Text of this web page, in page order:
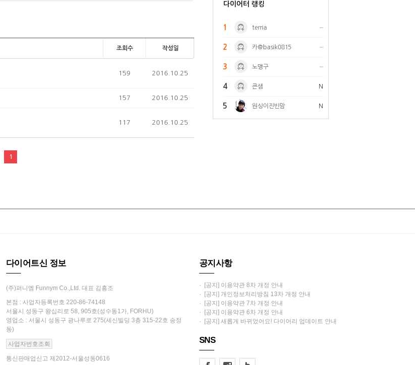
조회수 작성일
159 2016.10.25
157 2016.10.25
117 2016.10.25
1
다이어터 랭킹
1 terria
2 카@basik0815
3 노맹구
4 큰샘 N
5 원싱이진빈맘 N
다이어트신 정보
(주)퍼니엠 Funnym Co.,Ltd. 대표 김흥조
본점 : 사업자등록번호 220-86-74148
서울시 성동구 왕십리로 58, 905호(성수동1가, FORHU)
영업소 : 서울시 성동구 광나루로 275(세신빌딩 3층 315-22호 송정
동)
사업자번호조회
통신판매업신고 제2012-서울성동0616
공지사항
· [공지] 이용약관 8차 개정 안내
· [공지] 개인정보처리방침 13차 개정 안내
· [공지] 이용약관 7차 개정 안내
· [공지] 이용약관 6차 개정 안내
· [공지] 새롭게 바뀌었어요! 다이어리 업데이트 안내
SNS